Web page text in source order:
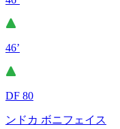
46’
DF 80
ンドカ ボニフェイス